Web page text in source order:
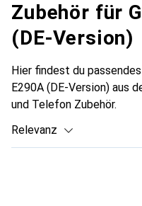
Zubehör für
(DE-Version)
Hier findest du
E290A (DE-Version) aus
und Telefon Zubehör.
Relevanz